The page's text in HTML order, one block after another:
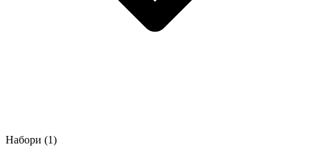
Набори (1)